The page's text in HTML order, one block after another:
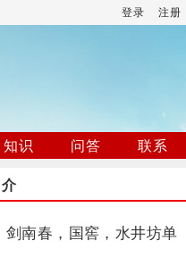
登录 注册
知识 问答
联系
南春，国窖，水井坊单